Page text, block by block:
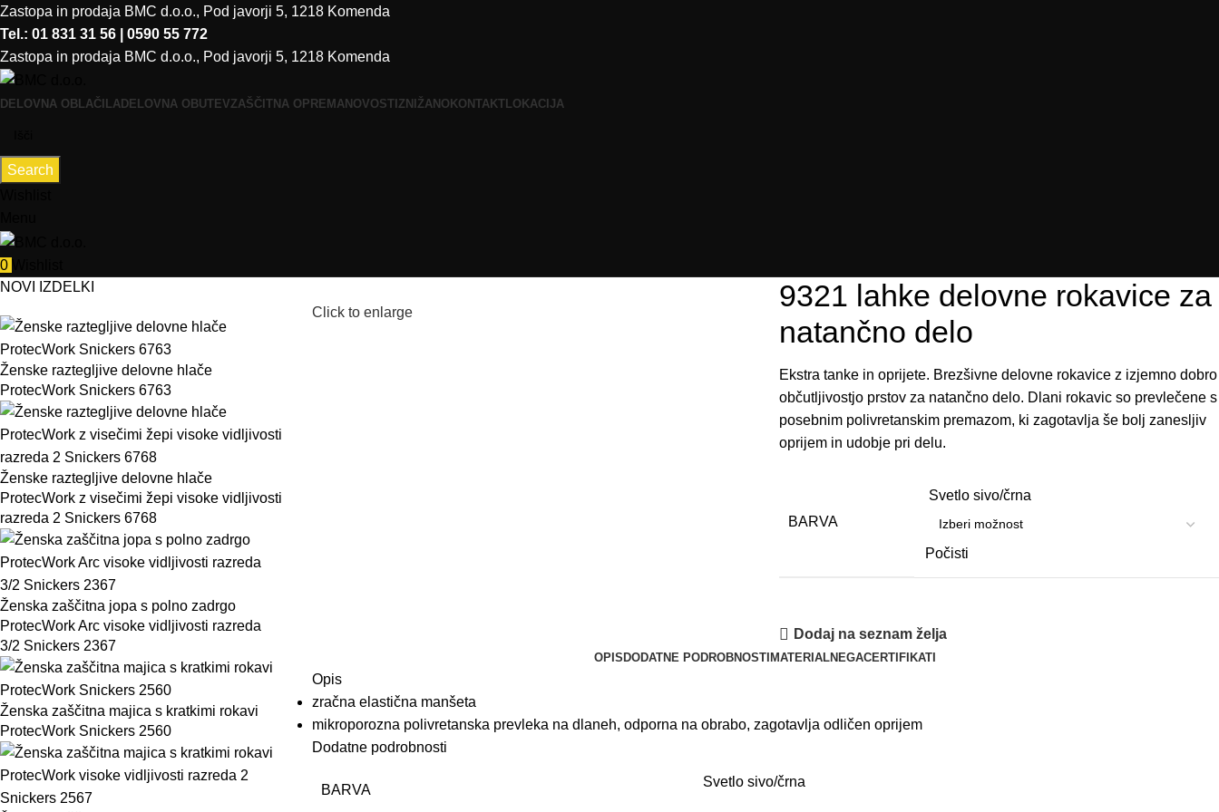
Zastopa in prodaja BMC d.o.o., Pod javorji 5, 1218 Komenda
Tel.: 01 831 31 56 | 0590 55 772
Zastopa in prodaja BMC d.o.o., Pod javorji 5, 1218 Komenda
DELOVNA OBLAČILA DELOVNA OBUTEVZAŠČITNA OPREMA NOVOSTI ZNIŽANO KONTAKT LOKACIJA
Search
0
NOVI IZDELKI
Ženske raztegljive delovne hlače
ProtecWork Snickers 6763
Ženske raztegljive delovne hlače
ProtecWork z visečimi žepi visoke vidljivosti
razreda 2 Snickers 6768
Ženska zaščitna jopa s polno zadrgo
ProtecWork Arc visoke vidljivosti razreda
3/2 Snickers 2367
Ženska zaščitna majica s kratkimi rokavi
ProtecWork Snickers 2560
Click to enlarge
9321 lahke delovne rokavice za
natančno delo
Ekstra tanke in oprijete. Brezšivne delovne rokavice z izjemno dobro
občutljivostjo prstov za natančno delo. Dlani rokavic so prevlečene s
posebnim polivretanskim premazom, ki zagotavlja še bolj zanesljiv
oprijem in udobje pri delu.
BARVA
Svetlo sivo/črna
Počisti
Dodaj na seznam želja
OPISDODATNE PODROBNOSTIMATERIALNEGACERTIFIKATI
Opis
zračna elastična manšeta
mikroporozna polivretanska prevleka na dlaneh, odporna na obrabo, zagotavlja odličen oprijem
Dodatne podrobnosti
BARVA
Svetlo sivo/črna